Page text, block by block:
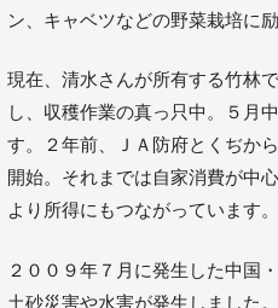
ン、キャベツなどの野菜栽培に励
現在、清水さんが所有する竹林
し、収穫作業の真っ只中。５月
す。２年前、ＪＡ防府とくぢか
開始。それまでは自家消費が中
より所得にもつながっています。
２００９年７月に発生した中国
土砂災害や水害が発生しました